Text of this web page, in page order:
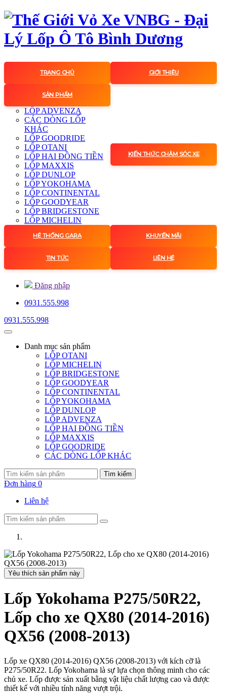
TRANG CHỦ GIỚI THIỆU
SẢN PHẨM
LỐP ADVENZA
CÁC DÒNG LỐP
KHÁC
LỐP GOODRIDE
LỐP OTANI
LỐP HAI ĐỒNG TIỀN
LỐP MAXXIS
LỐP DUNLOP
LỐP YOKOHAMA
LỐP CONTINENTAL
LỐP GOODYEAR
LỐP BRIDGESTONE
LỐP MICHELIN
KIẾN THỨC CHĂM SÓC XE
HỆ THỐNG GARA KHUYẾN MÃI
TIN TỨC LIÊN HỆ
Đăng nhập
0931.555.998
0931.555.998
Danh mục sản phẩm
LỐP OTANI
LỐP MICHELIN
LỐP BRIDGESTONE
LỐP GOODYEAR
LỐP CONTINENTAL
LỐP YOKOHAMA
LỐP DUNLOP
LỐP ADVENZA
LỐP HAI ĐỒNG TIỀN
LỐP MAXXIS
LỐP GOODRIDE
CÁC DÒNG LỐP KHÁC
Tìm kiếm
Đơn hàng 0
Liên hệ
Yêu thích sản phẩm này
Lốp Yokohama P275/50R22,
Lốp cho xe QX80 (2014-2016)
QX56 (2008-2013)
Lốp xe QX80 (2014-2016) QX56 (2008-2013) với kích cỡ là
P275/50R22. Lốp Yokohama là sự lựa chọn thông minh cho các
chủ xe. Lốp được sản xuất bằng vật liệu chất lượng cao và được
thiết kế với nhiều tính năng vượt trội.